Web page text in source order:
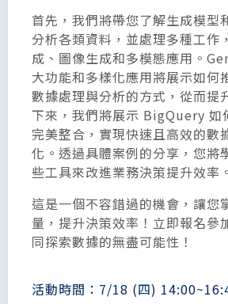
首先，我們將帶您了解生成模型
分析各類資料，並處理多種工作
成、圖像生成和多模態應用。
大功能和多樣化應用將展示如何
數據處理與分析的方式，從而提
下來，我們將展示 BigQuery 如
完美整合，實現快速且高效的數
化。透過具體案例的分享，您將
些工具來改進業務決策提升效率。
這是一個不容錯過的機會，讓您
量，提升決策效率！立即報名參
同探索數據的無盡可能性！
活動時間：7/18 (四)